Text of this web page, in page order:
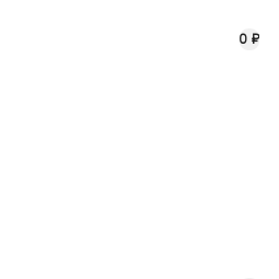
0 ₽